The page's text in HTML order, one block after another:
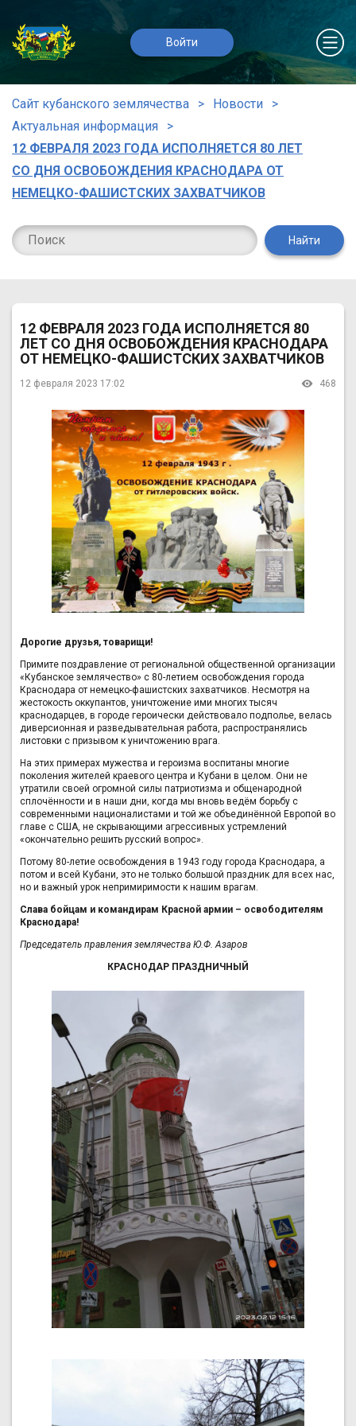
Войти
Сайт кубанского землячества
Новости
Актуальная информация
12 ФЕВРАЛЯ 2023 ГОДА ИСПОЛНЯЕТСЯ 80 ЛЕТ
СО ДНЯ ОСВОБОЖДЕНИЯ КРАСНОДАРА ОТ
НЕМЕЦКО-ФАШИСТСКИХ ЗАХВАТЧИКОВ
Найти
12 ФЕВРАЛЯ 2023 ГОДА ИСПОЛНЯЕТСЯ 80
ЛЕТ СО ДНЯ ОСВОБОЖДЕНИЯ КРАСНОДАРА
ОТ НЕМЕЦКО-ФАШИСТСКИХ ЗАХВАТЧИКОВ
12 февраля 2023 17:02 468
Дорогие друзья, товарищи!
Примите поздравление от региональной общественной организации
«Кубанское землячество» с 80-летием освобождения города
Краснодара от немецко-фашистских захватчиков. Несмотря на
жестокость оккупантов, уничтожение ими многих тысяч
краснодарцев, в городе героически действовало подполье, велась
диверсионная и разведывательная работа, распространялись
листовки с призывом к уничтожению врага.
На этих примерах мужества и героизма воспитаны многие
поколения жителей краевого центра и Кубани в целом. Они не
утратили своей огромной силы патриотизма и общенародной
сплочённости и в наши дни, когда мы вновь ведём борьбу с
современными националистами и той же объединённой Европой во
главе с США, не скрывающими агрессивных устремлений
«окончательно решить русский вопрос».
Потому 80-летие освобождения в 1943 году города Краснодара, а
потом и всей Кубани, это не только большой праздник для всех нас,
но и важный урок непримиримости к нашим врагам.
Слава бойцам и командирам Красной армии – освободителям
Краснодара!
Председатель правления землячества Ю.Ф. Азаров
КРАСНОДАР ПРАЗДНИЧНЫЙ